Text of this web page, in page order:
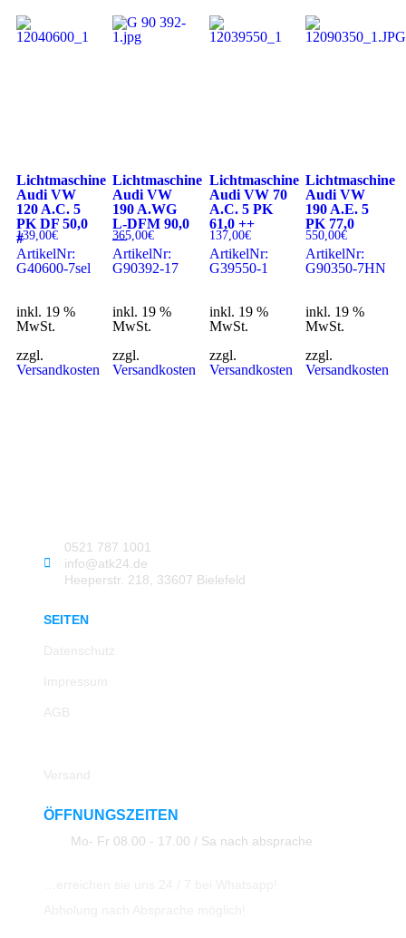
Lichtmaschine
Audi VW
120 A.C. 5
PK DF 50,0
#
139,00€
ArtikelNr:
G40600-7sel
inkl. 19 %
MwSt.
zzgl.
Versandkosten
Lichtmaschine
Audi VW
190 A.WG
L-DFM 90,0
—
365,00€
ArtikelNr:
G90392-17
inkl. 19 %
MwSt.
zzgl.
Versandkosten
Lichtmaschine
Audi VW 70
A.C. 5 PK
61,0 ++
137,00€
ArtikelNr:
G39550-1
inkl. 19 %
MwSt.
zzgl.
Versandkosten
Lichtmaschine
Audi VW
190 A.E. 5
PK 77,0
550,00€
ArtikelNr:
G90350-7HN
inkl. 19 %
MwSt.
zzgl.
Versandkosten
0521 787 1001
info@atk24.de
Heeperstr. 218, 33607 Bielefeld
SEITEN
Datenschutz
Impressum
AGB
Versand
ÖFFNUNGSZEITEN
Mo- Fr 08.00 - 17.00 / Sa nach absprache